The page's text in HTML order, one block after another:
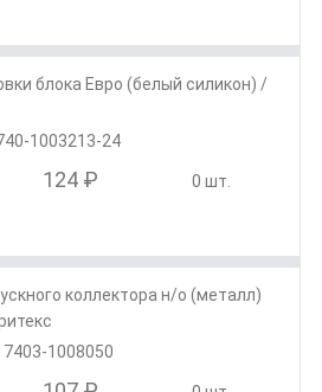
блока Евро (белый силикон) /
1003213-24
124 ₽ 0 шт.
коллектора н/о (металл)
7403-1008050